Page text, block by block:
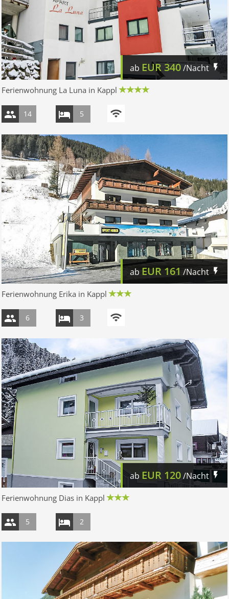
ab EUR340/Nacht
Ferienwohnung La Luna in Kappl
14 5
ab EUR 161 /Nacht
Ferienwohnung Erika in Kappl
6 3
ab EUR 120/Nacht
Ferienwohnung Dias in Kappl
5 2